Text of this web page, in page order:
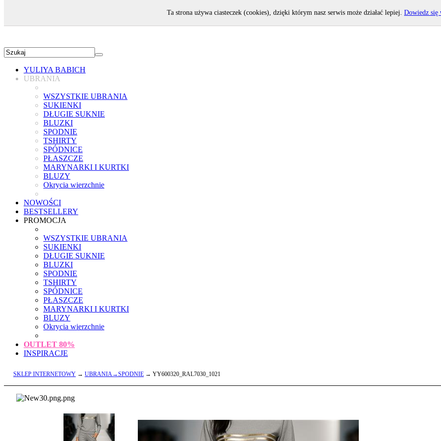
YULIYA BABICH
UBRANIA
WSZYSTKIE UBRANIA
SUKIENKI
DŁUGIE SUKNIE
BLUZKI
SPODNIE
TSHIRTY
SPÓDNICE
PŁASZCZE
MARYNARKI I KURTKI
BLUZY
Okrycia wierzchnie
NOWOŚCI
BESTSELLERY
PROMOCJA
WSZYSTKIE UBRANIA
SUKIENKI
DŁUGIE SUKNIE
BLUZKI
SPODNIE
TSHIRTY
SPÓDNICE
PŁASZCZE
MARYNARKI I KURTKI
BLUZY
Okrycia wierzchnie
OUTLET 80%
INSPIRACJE
SKLEP INTERNETOWY → UBRANIA→SPODNIE → YY600320_RAL7030_1021
Ta strona używa ciasteczek (cookies), dzięki którym nasz serwis może działać lepiej. Dowiedz się